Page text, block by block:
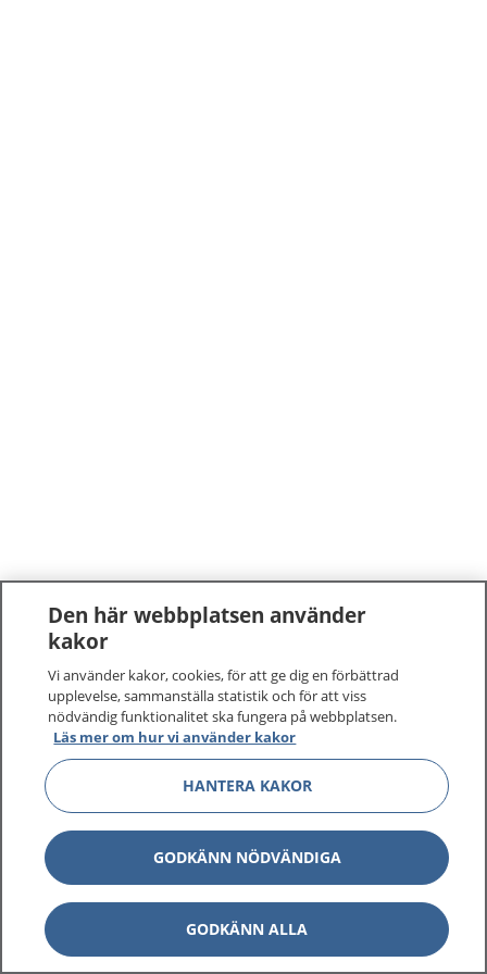
Den här webbplatsen använder
kakor
Vi använder kakor, cookies, för att ge dig en förbättrad
upplevelse, sammanställa statistik och för att viss
nödvändig funktionalitet ska fungera på webbplatsen.
Läs mer om hur vi använder kakor
HANTERA KAKOR
GODKÄNN NÖDVÄNDIGA
GODKÄNN ALLA